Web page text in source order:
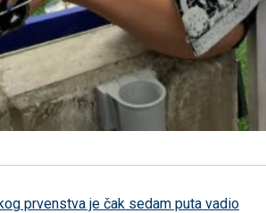
prvenstva je čak sedam puta vadio